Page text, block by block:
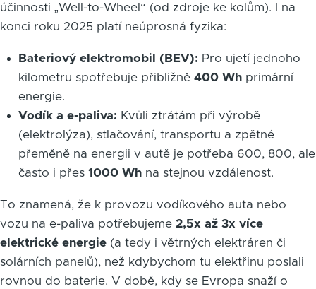
účinnosti „Well-to-Wheel“ (od zdroje ke kolům). I na
konci roku 2025 platí neúprosná fyzika:
Bateriový elektromobil (BEV): Pro ujetí jednoho
kilometru spotřebuje přibližně 400 Whprimární
energie.
Vodík a e-paliva: Kvůli ztrátám při výrobě
(elektrolýza), stlačování, transportu a zpětné
přeměně na energii v autě je potřeba 600, 800, ale
často i přes 1000 Whna stejnou vzdálenost.
To znamená, že k provozu vodíkového auta nebo
vozu na e-paliva potřebujeme 2,5x až 3x více
elektrické energie (a tedy i větrných elektráren či
solárních panelů), než kdybychom tu elektřinu poslali
rovnou do baterie. V době, kdy se Evropa snaží o